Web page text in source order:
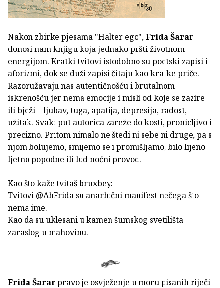
Nakon zbirke pjesama "Halter ego",Frida Šarar
donosi nam knjigu koja jednako pršti životnom
energijom. Kratki tvitovi istodobno su poetski zapisi i
aforizmi, dok se duži zapisi čitaju kao kratke priče.
Razoružavaju nas autentičnošću i brutalnom
iskrenošću jer nema emocije i misli od koje se zazire
ili bježi – ljubav, tuga, apatija, depresija, radost,
užitak. Svaki put autorica zareže do kosti, pronicljivo i
precizno. Pritom nimalo ne štedi ni sebe ni druge, pa s
njom bolujemo, smijemo se i promišljamo, bilo lijeno
ljetno popodne ili lud noćni provod.
Kao što kaže tvitaš bruxbey:
Tvitovi @AhFrida su anarhični manifest nečega što
nema ime.
Kao da su uklesani u kamen šumskog svetilišta
zaraslog u mahovinu.
Frida Šararpravo je osvježenje u moru pisanih riječi